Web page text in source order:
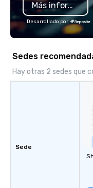
Más información
Desarrollado por
Sedes
Hay otras 2 sedes que
Sede